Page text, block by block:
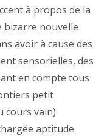
à propos de la
bizarre nouvelle
avoir à cause des
sensorielles, des
en compte tous
petit
cours vain)
aptitude